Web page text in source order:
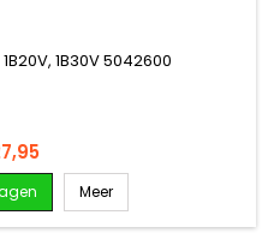
1B20V, 1B30V 5042600
Meer